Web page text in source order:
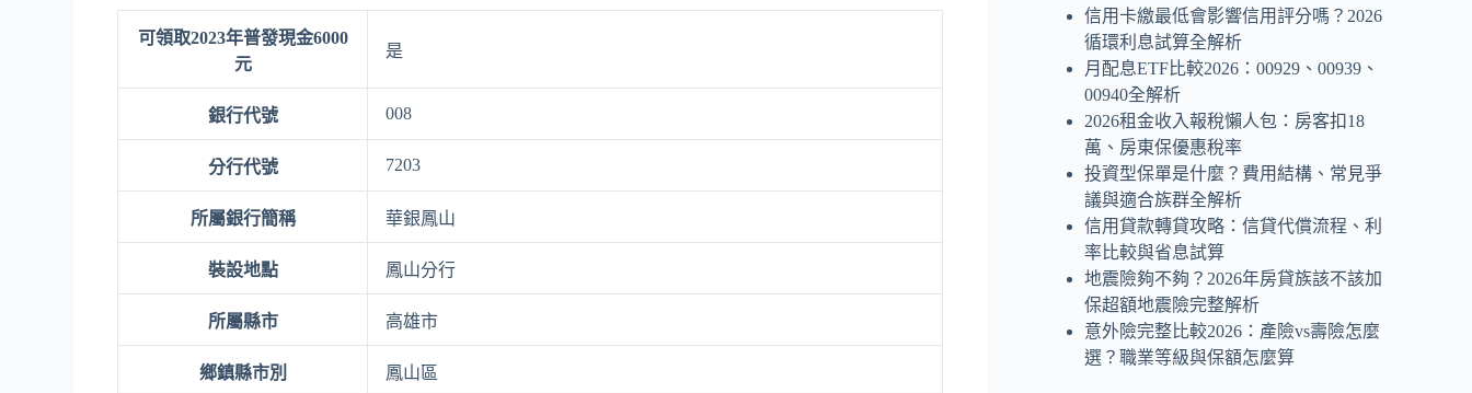
可領取2023年普發現金6000
元
是
銀行代號 008
分行代號 7203
所屬銀行簡稱 華銀鳳山
裝設地點 鳳山分行
所屬縣市 高雄市
鄉鎮縣市別 鳳山區
信用卡繳最低會影響信用評分嗎？2026
循環利息試算全解析
月配息ETF比較2026：00929、00939、
00940全解析
2026租金收入報稅懶人包：房客扣18
萬、房東保優惠稅率
投資型保單是什麼？費用結構、常見爭
議與適合族群全解析
信用貸款轉貸攻略：信貸代償流程、利
率比較與省息試算
地震險夠不夠？2026年房貸族該不該加
保超額地震險完整解析
意外險完整比較2026：產險vs壽險怎麼
選？職業等級與保額怎麼算